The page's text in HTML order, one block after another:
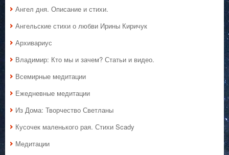
Ангел дня. Описание и стихи.
Ангельские стихи о любви Ирины Киричук
Архивариус
Владимир: Кто мы и зачем? Статьи и видео.
Всемирные медитации
Ежедневные медитации
Из Дома: Творчество Светланы
Кусочек маленького рая. Стихи Scady
Медитации